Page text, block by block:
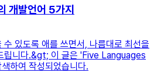
개발언어 5가지
있도록 애를 쓰면서, 나름대로 최선을
립니다.&gt; 이 글은 'Five Languages
하여 작성되었습니다.